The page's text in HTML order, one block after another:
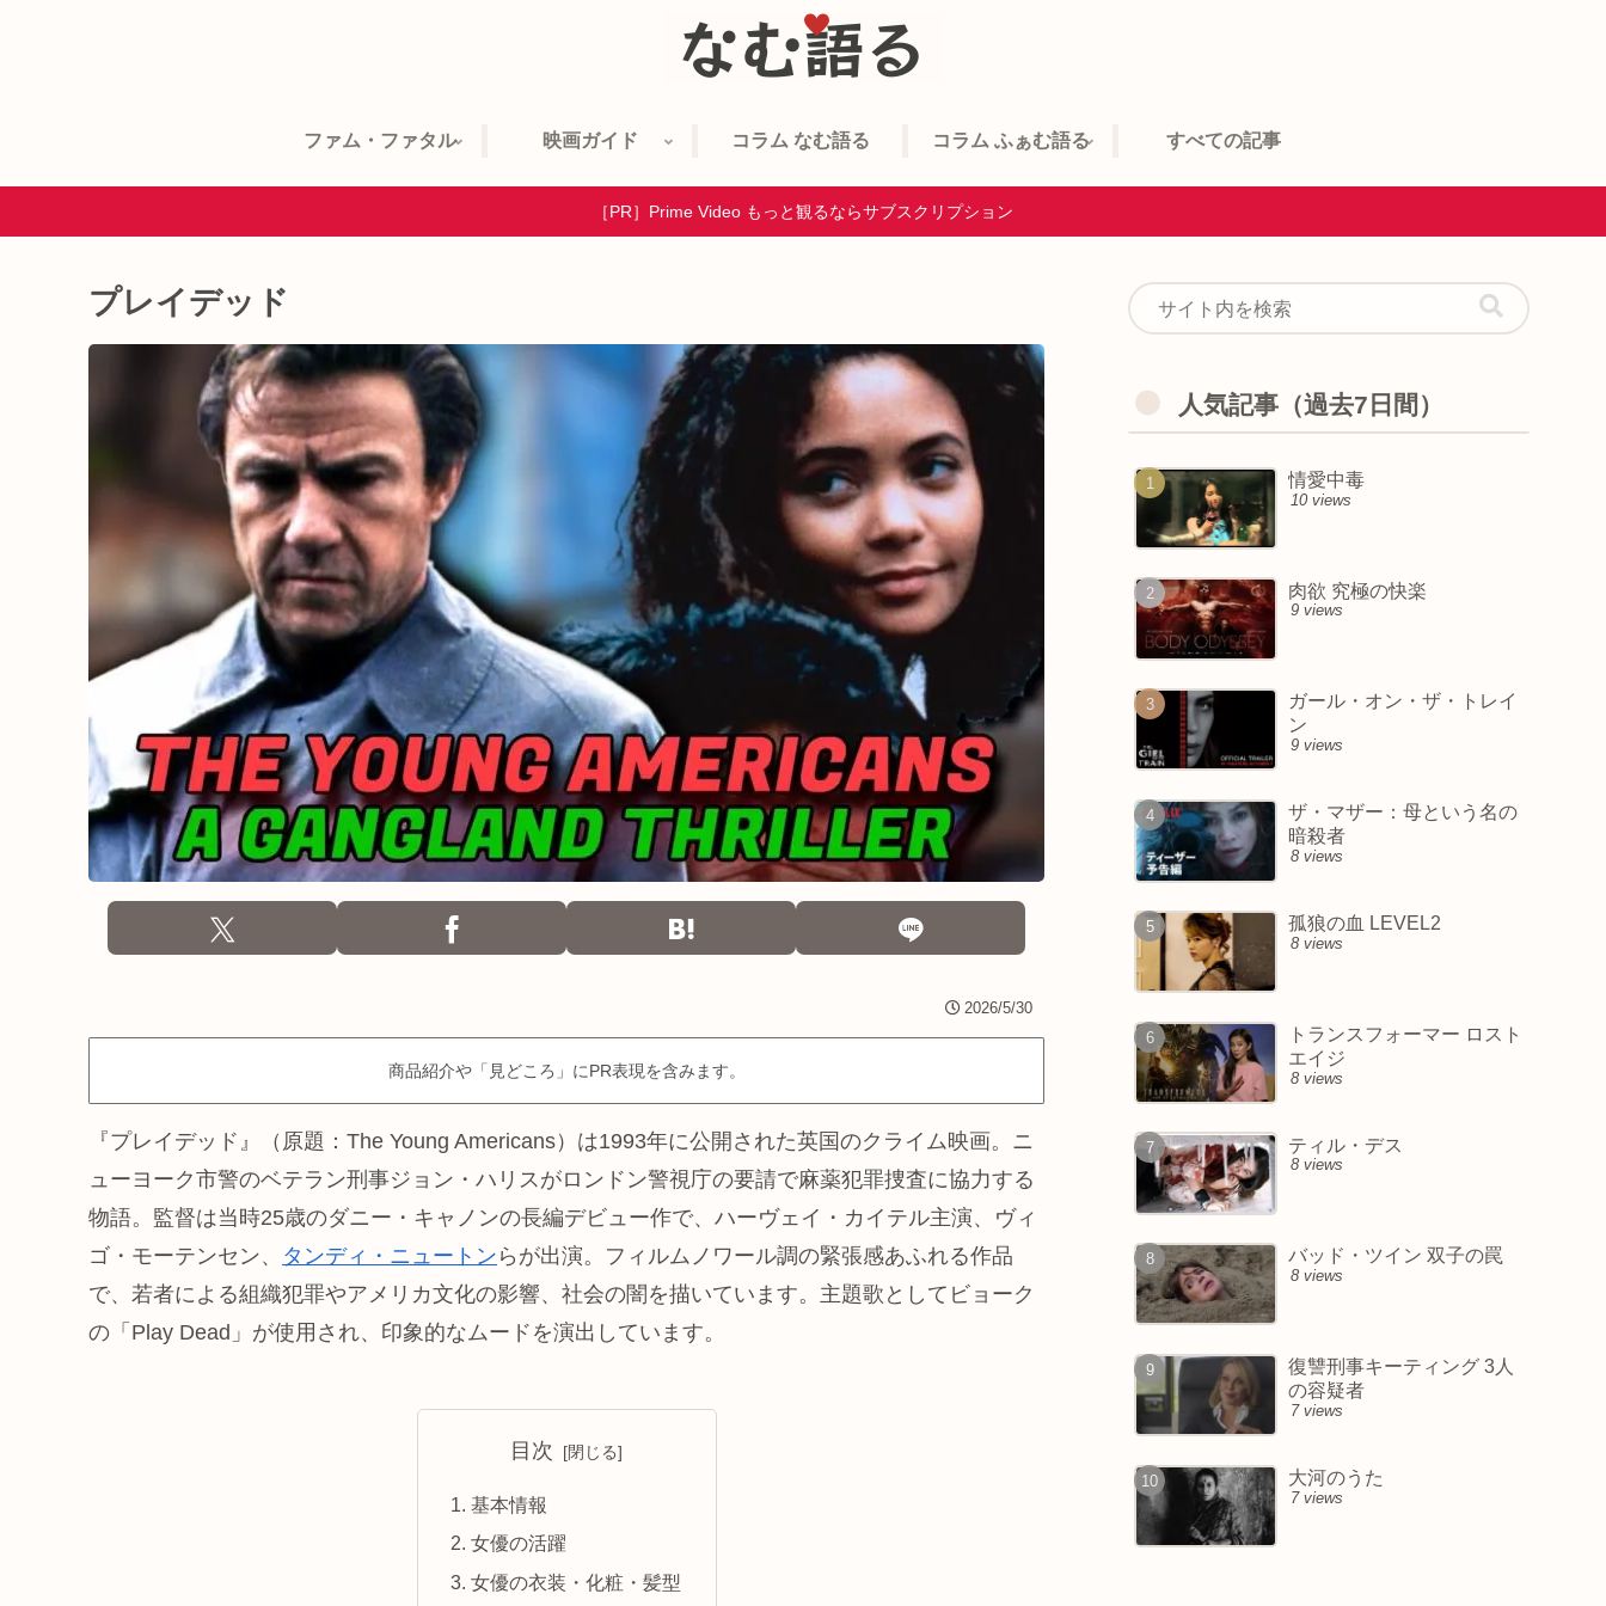
ファム・ファタル 映画ガイド コラム なむ語る コラム ふぁむ語る すべての記事
［PR］Prime Video もっと観るならサブスクリプション
プレイデッド
2026/5/30
商品紹介や「見どころ」にPR表現を含みます。
『プレイデッド』（原題：The Young Americans）は1993年に公開された英国のクライム映画。ニ
ューヨーク市警のベテラン刑事ジョン・ハリスがロンドン警視庁の要請で麻薬犯罪捜査に協力する
物語。監督は当時25歳のダニー・キャノンの長編デビュー作で、ハーヴェイ・カイテル主演、ヴィ
ゴ・モーテンセン、 タンディ・ニュートン らが出演。フィルムノワール調の緊張感あふれる作品
で、若者による組織犯罪やアメリカ文化の影響、社会の闇を描いています。主題歌としてビョーク
の「Play Dead」が使用され、印象的なムードを演出しています。
目次
基本情報
女優の活躍
女優の衣装・化粧・髪型
人気記事（過去7日間）
情愛中毒
10 views
肉欲 究極の快楽
9 views
ガール・オン・ザ・トレイ
ン
9 views
ザ・マザー：母という名の
暗殺者
8 views
孤狼の血 LEVEL2
8 views
トランスフォーマー ロスト
エイジ
8 views
ティル・デス
8 views
バッド・ツイン 双子の罠
8 views
復讐刑事キーティング 3人
の容疑者
7 views
大河のうた
7 views